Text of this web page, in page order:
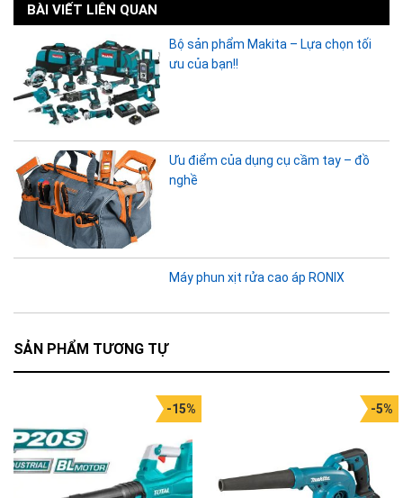
BÀI VIẾT LIÊN QUAN
Bộ sản phẩm Makita – Lựa chọn tối
ưu của bạn!!
Ưu điểm của dụng cụ cầm tay – đồ
nghề
Máy phun xịt rửa cao áp RONIX
SẢN PHẨM TƯƠNG TỰ
-15% -5%